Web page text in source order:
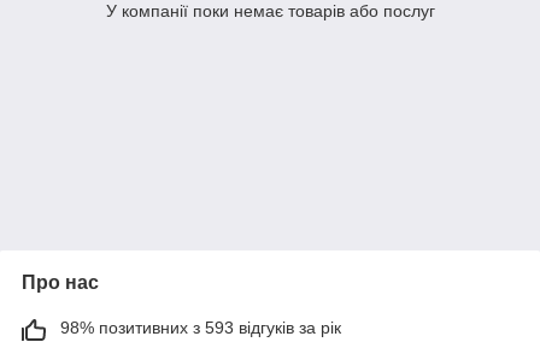
У компанії поки немає товарів або послуг
Про нас
98% позитивних з 593 відгуків за рік